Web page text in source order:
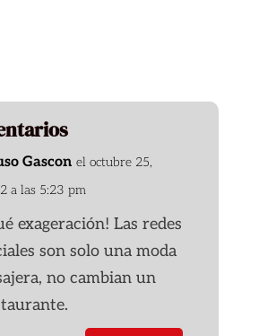
Gascon el octubre 25,
a las 5:23 pm
exageración! Las redes
son solo una moda
no cambian un